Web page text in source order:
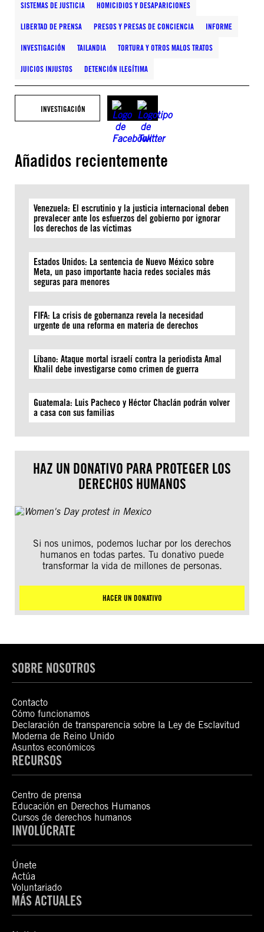
SISTEMAS DE JUSTICIA HOMICIDIOS Y DESAPARICIONES
LIBERTAD DE PRENSA PRESOS Y PRESAS DE CONCIENCIA INFORME
INVESTIGACIÓN TAILANDIA TORTURA Y OTROS MALOS TRATOS
JUICIOS INJUSTOS DETENCIÓN ILEGÍTIMA
INVESTIGACIÓN
Añadidos recientemente
Venezuela: El escrutinio y la justicia internacional deben
prevalecer ante los esfuerzos del gobierno por ignorar
los derechos de las víctimas
Estados Unidos: La sentencia de Nuevo México sobre
Meta, un paso importante hacia redes sociales más
seguras para menores
FIFA: La crisis de gobernanza revela la necesidad
urgente de una reforma en materia de derechos
Líbano: Ataque mortal israelí contra la periodista Amal
Khalil debe investigarse como crimen de guerra
Guatemala: Luis Pacheco y Héctor Chaclán podrán volver
a casa con sus familias
HAZ UN DONATIVO PARA PROTEGER LOS
DERECHOS HUMANOS
Si nos unimos, podemos luchar por los derechos
humanos en todas partes. Tu donativo puede
transformar la vida de millones de personas.
HACER UN DONATIVO
SOBRE NOSOTROS
Contacto
Cómo funcionamos
Declaración de transparencia sobre la Ley de Esclavitud
Moderna de Reino Unido
Asuntos económicos
RECURSOS
Centro de prensa
Educación en Derechos Humanos
Cursos de derechos humanos
INVOLÚCRATE
Únete
Actúa
Voluntariado
MÁS ACTUALES